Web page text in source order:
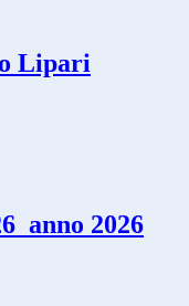
Lipari
2026